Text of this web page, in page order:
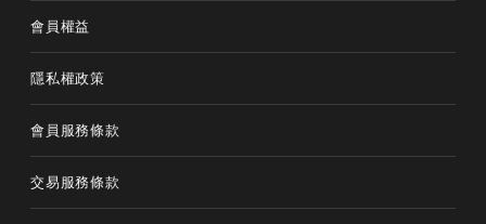
會員權益
隱私權政策
會員服務條款
交易服務條款